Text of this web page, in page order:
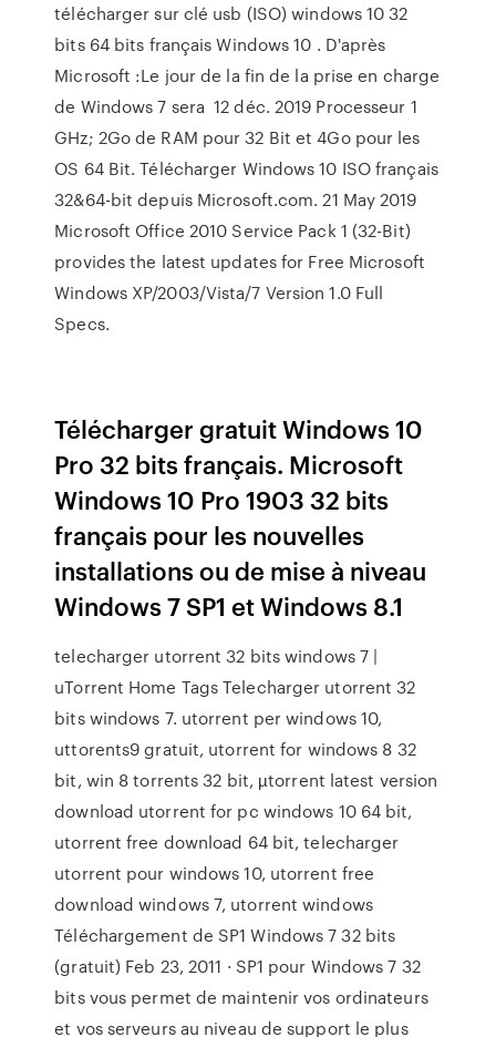
télécharger sur clé usb (ISO) windows 10 32
bits 64 bits français Windows 10 . D'après
Microsoft :Le jour de la fin de la prise en charge
de Windows 7 sera 12 déc. 2019 Processeur 1
GHz; 2Go de RAM pour 32 Bit et 4Go pour les
OS 64 Bit. Télécharger Windows 10 ISO français
32&64-bit depuis Microsoft.com. 21 May 2019
Microsoft Office 2010 Service Pack 1 (32-Bit)
provides the latest updates for Free Microsoft
Windows XP/2003/Vista/7 Version 1.0 Full
Specs.
Télécharger gratuit Windows 10
Pro 32 bits français. Microsoft
Windows 10 Pro 1903 32 bits
français pour les nouvelles
installations ou de mise à niveau
Windows 7 SP1 et Windows 8.1
telecharger utorrent 32 bits windows 7 |
uTorrent Home Tags Telecharger utorrent 32
bits windows 7. utorrent per windows 10,
uttorents9 gratuit, utorrent for windows 8 32
bit, win 8 torrents 32 bit, µtorrent latest version
download utorrent for pc windows 10 64 bit,
utorrent free download 64 bit, telecharger
utorrent pour windows 10, utorrent free
download windows 7, utorrent windows
Téléchargement de SP1 Windows 7 32 bits
(gratuit) Feb 23, 2011 · SP1 pour Windows 7 32
bits vous permet de maintenir vos ordinateurs
et vos serveurs au niveau de support le plus